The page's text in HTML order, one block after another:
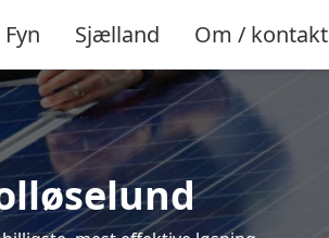
Fyn Sjælland Om / kontakt